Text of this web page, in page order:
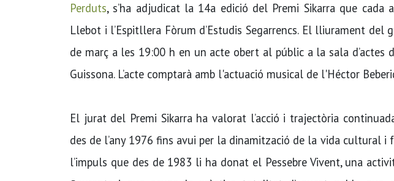
Perduts, s’ha adjudicat la 14a edició del Premi Sikarra que cada
Llebot i l’Espitllera Fòrum d’Estudis Segarrencs. El lliurament
de març a les 19:00 h en un acte obert al públic a la sala d’actes
Guissona. L’acte comptarà amb l'actuació musical de l'Héctor
El jurat del Premi Sikarra ha valorat l’acció i trajectòria
des de l’any 1976 fins avui per la dinamització de la vida cultural i
l’impuls que des de 1983 li ha donat el Pessebre Vivent, una